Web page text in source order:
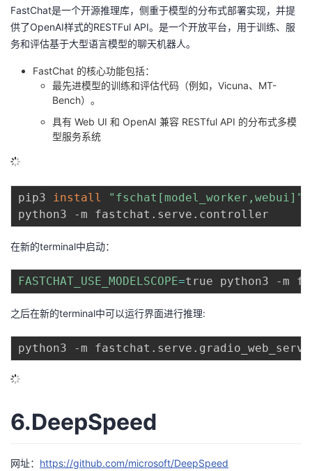
FastChat是一个开源推理库，侧重于模型的分布式部署实现，并提
供了OpenAI样式的RESTFul API。是一个开放平台，用于训练、服
务和评估基于大型语言模型的聊天机器人。
FastChat 的核心功能包括：
最先进模型的训练和评估代码（例如，Vicuna、MT-
Bench）。
具有 Web UI 和 OpenAI 兼容 RESTful API 的分布式多模
型服务系统
pip3 install
"fschat[model_worker,webui]"
在新的terminal中启动：
FASTCHAT_USE_MODELSCOPE=
之后在新的terminal中可以运行界面进行推理:
6.DeepSpeed
网址： https://github.com/microsoft/DeepSpeed